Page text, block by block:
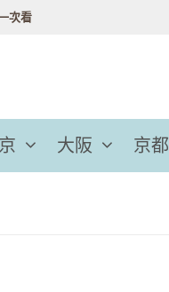
次看
大阪 京都